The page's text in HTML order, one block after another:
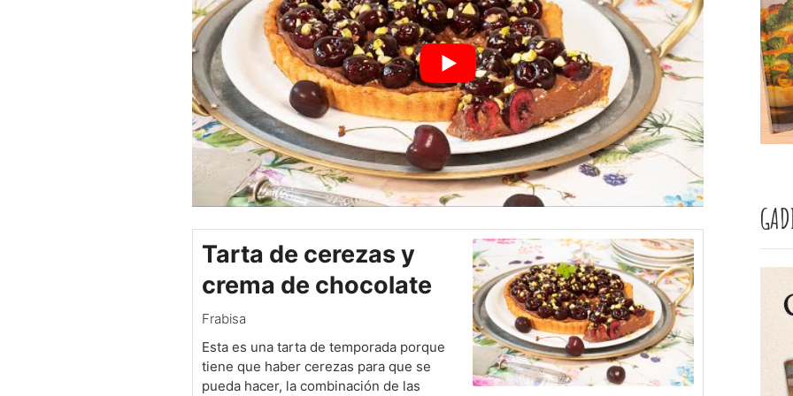
Tarta de cerezas y
crema de chocolate
Frabisa
Esta es una tarta de temporada porque
tiene que haber cerezas para que se
pueda hacer, la combinación de las